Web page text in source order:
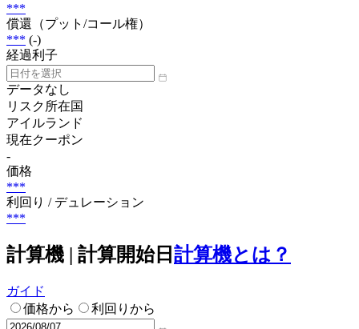
***
償還（プット/コール権）
*** (-)
経過利子
データなし
リスク所在国
アイルランド
現在クーポン
-
価格
***
利回り / デュレーション
***
計算機 | 計算開始日 計算機とは？
ガイド
価格から
利回りから